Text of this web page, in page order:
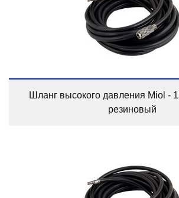
Шланг высокого давления Miol -
резиновый